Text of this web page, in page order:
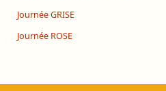
Journée GRISE
Journée ROSE